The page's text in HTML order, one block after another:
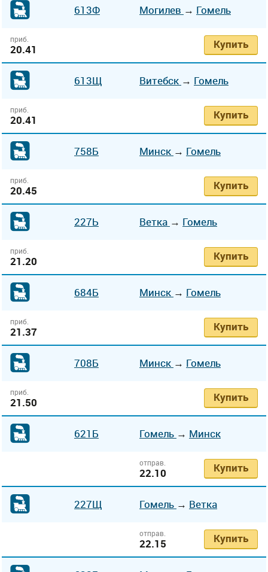
613Ф Могилев → Гомель
приб.
20.41 Купить
613Щ Витебск → Гомель
приб.
20.41 Купить
758Б Минск → Гомель
приб.
20.45 Купить
227Ь Ветка → Гомель
приб.
21.20 Купить
684Б Минск → Гомель
приб.
21.37 Купить
708Б Минск → Гомель
приб.
21.50 Купить
621Б Гомель → Минск
отправ.
22.10 Купить
227Щ Гомель → Ветка
отправ.
22.15 Купить